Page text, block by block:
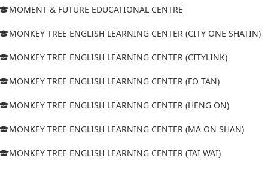
MOMENT & FUTURE EDUCATIONAL CENTRE
MONKEY TREE ENGLISH LEARNING CENTER (CITY ONE SHATIN)
MONKEY TREE ENGLISH LEARNING CENTER (CITYLINK)
MONKEY TREE ENGLISH LEARNING CENTER (FO TAN)
MONKEY TREE ENGLISH LEARNING CENTER (HENG ON)
MONKEY TREE ENGLISH LEARNING CENTER (MA ON SHAN)
MONKEY TREE ENGLISH LEARNING CENTER (TAI WAI)